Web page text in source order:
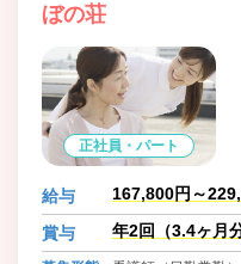
ぼの荘
正社員・パート
給与
167,800円～
当番手当支給有
賞与 年2回（3.4ヶ月